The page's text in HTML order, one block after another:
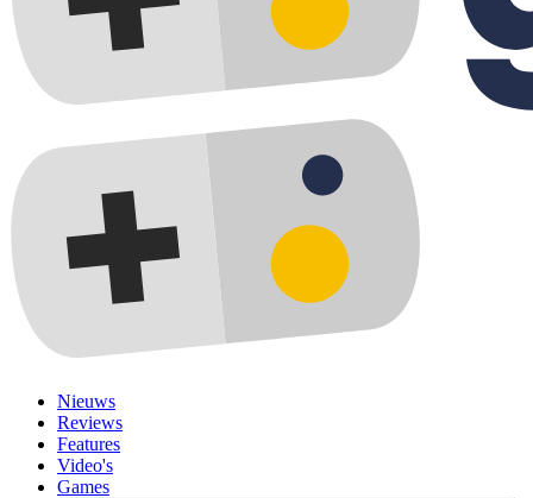
Nieuws
Reviews
Features
Video's
Games